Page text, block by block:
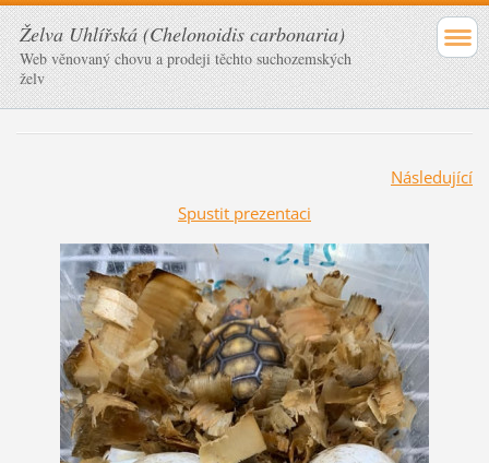
Želva Uhlířská (Chelonoidis carbonaria)
Web věnovaný chovu a prodeji těchto suchozemských
želv
Následující
Spustit prezentaci